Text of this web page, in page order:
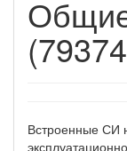
Встроенные СИ